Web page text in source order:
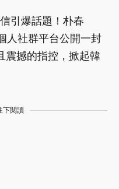
引爆話題！朴春
人社群平台公開一封
震撼的指控，掀起韓
下閱讀